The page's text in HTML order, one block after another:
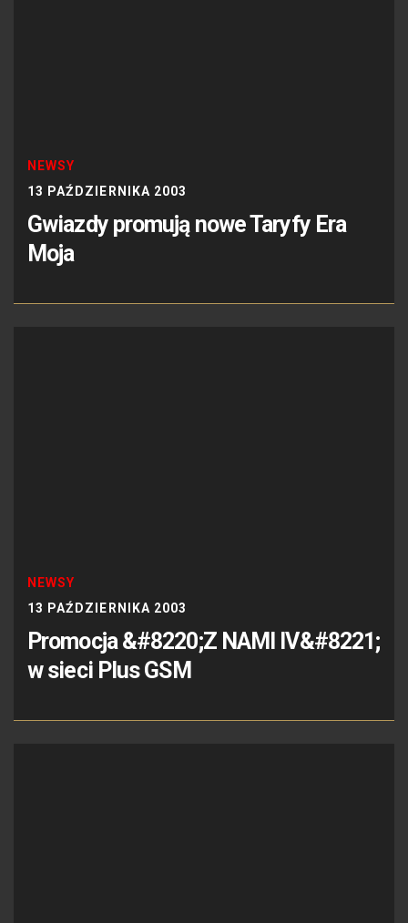
NEWSY
13 PAŹDZIERNIKA 2003
Gwiazdy promują nowe Taryfy Era
Moja
NEWSY
13 PAŹDZIERNIKA 2003
Promocja &#8220;Z NAMI IV&#8221;
w sieci Plus GSM